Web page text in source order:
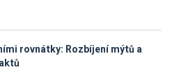
rovnátky: Rozbíjení mýtů a